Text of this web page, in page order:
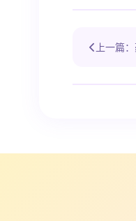
上一篇